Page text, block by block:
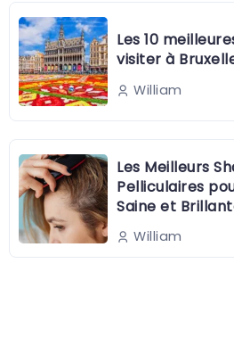
Les 10
visiter à
William
Les Meilleurs
Pelliculaires
Saine et
William